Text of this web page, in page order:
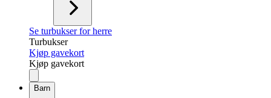
Se turbukser for herre
Turbukser
Kjøp gavekort
Kjøp gavekort
Barn